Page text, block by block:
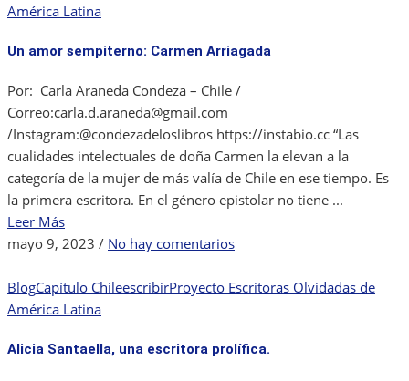
poeta
Alicia
Galaz
América Latina
Un amor sempiterno: Carmen Arriagada
Por: Carla Araneda Condeza – Chile /
Correo:carla.d.araneda@gmail.com
/Instagram:@condezadeloslibros https://instabio.cc “Las
cualidades intelectuales de doña Carmen la elevan a la
categoría de la mujer de más valía de Chile en ese tiempo. Es
la primera escritora. En el género epistolar no tiene ...
Leer Más
mayo 9, 2023 / No hay comentariosen
amor
Arriagada
BlogCapítulo ChileescribirProyecto Escritoras Olvidadas de
América Latina
Alicia Santaella, una escritora prolífica.